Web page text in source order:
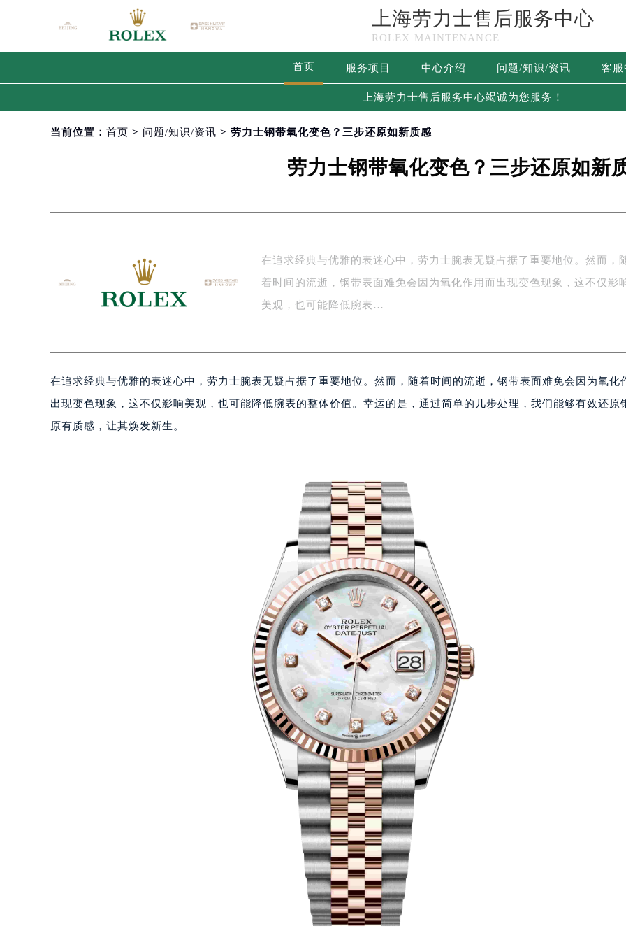
上海劳力士售后服务中心
ROLEX MAINTENANCE
首页 服务项目 中心介绍 问题/知识/资讯 客服
上海劳力士售后服务中心竭诚为您服务！
当前位置： 首页 > 问题/知识/资讯 > 劳力士钢带氧化变色？三步还原如新质感
劳力士钢带氧化变色？三步还原如新
在追求经典与优雅的表迷心中，劳力士腕表无疑占据了重要地位。然而，
着时间的流逝，钢带表面难免会因为氧化作用而出现变色现象，这不仅影
美观，也可能降低腕表…
在追求经典与优雅的表迷心中，劳力士腕表无疑占据了重要地位。然而，随着时间的流逝，钢带表面难免会因为氧化
出现变色现象，这不仅影响美观，也可能降低腕表的整体价值。幸运的是，通过简单的几步处理，我们能够有效还原
原有质感，让其焕发新生。